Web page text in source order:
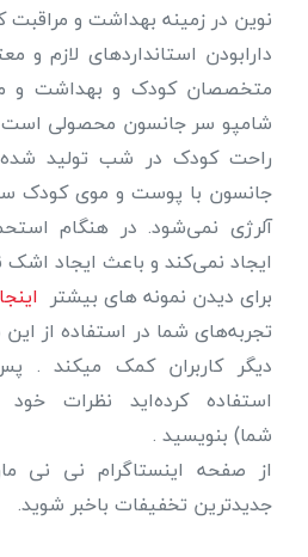
نوین در زمینه بهداشت و
دارابودن استانداردهای لازم و
متخصصان کودک و بهداشت و
شامپو سر جانسون محصولی است
راحت کودک در شب تولید
جانسون با پوست و موی کودک
آلرژی نمی‌شود. در هنگام
ایجاد نمی‌کند و باعث ایجاد
برای دیدن نمونه های بیشتر
تجربه‌های شما در استفاده از
دیگر کاربران کمک میکند .
استفاده کرده‌اید نظرات
شما) بنویسید .
از صفحه اینستاگرام نی نی
جدیدترین تخفیفات باخبر شوید.